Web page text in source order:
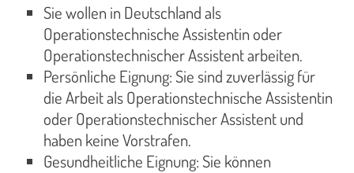
Sie wollen in Deutschland als
Operationstechnische Assistentin oder
Operationstechnischer Assistent arbeiten.
Persönliche Eignung: Sie sind zuverlässig für
die Arbeit als Operationstechnische Assistentin
oder Operationstechnischer Assistent und
haben keine Vorstrafen.
Gesundheitliche Eignung: Sie können